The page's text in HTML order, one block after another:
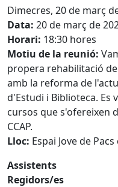
Dimecres, 20 de març
Data: 20 de març de
Horari: 18:30 hores
Motiu de la reunió:
propera rehabilitació
amb la reforma de
d'Estudi i Biblioteca. Es
cursos que s'ofereixen
CCAP.
Lloc: Espai Jove de
Assistents
Regidors/es